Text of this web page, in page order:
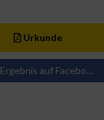
Urkunde
Ergebnis auf Facebook teilen